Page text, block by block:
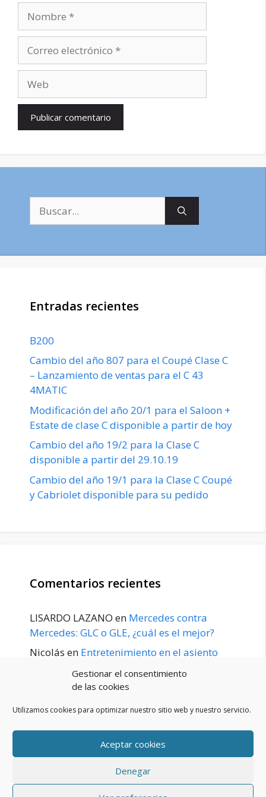
Gestionar el consentimiento
de las cookies
Utilizamos cookies para optimizar nuestro sitio web y nuestro servicio.
Aceptar cookies
Denegar
electrónico
Entradas recientes
B200
Cambio del año 807 para el Coupé Clase C
– Lanzamiento de ventas para el C 43
4MATIC
Modificación del año 20/1 para el Saloon +
Estate de clase C disponible a partir de hoy
Cambio del año 19/2 para la Clase C
disponible a partir del 29.10.19
Cambio del año 19/1 para la Clase C Coupé
y Cabriolet disponible para su pedido
Comentarios recientes
LISARDO LAZANO en Mercedes contra
Mercedes: GLC o GLE, ¿cuál es el mejor?
Nicolás en Entretenimiento en el asiento
trasero para el GLE / GLS disponible a
principios de 2020
POLÍTICA DE PRIVACIDAD
Política de cookies (UE)
© 2026 Blog De Mercedes-Benz En Español